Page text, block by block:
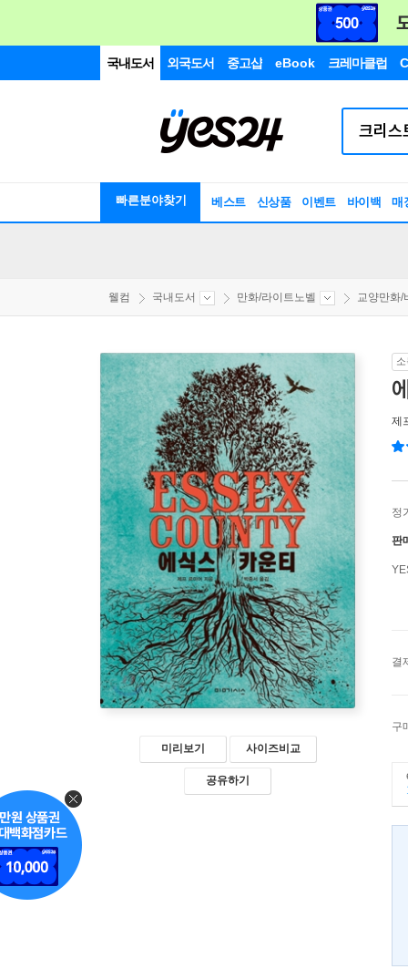
국내도서 외국도서 중고샵 eBook 크레마클럽
빠른분야찾기 베스트 신상품 이벤트 바이백 매
웰컴 국내도서 만화/라이트노벨 교양만화/
미리보기 사이즈비교
공유하기
제
정
판
결
구